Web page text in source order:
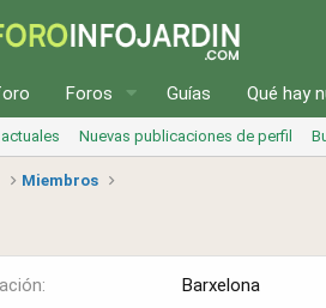
Foros Guías Qué hay
Nuevas publicaciones de perfil
Miembros
Barxelona